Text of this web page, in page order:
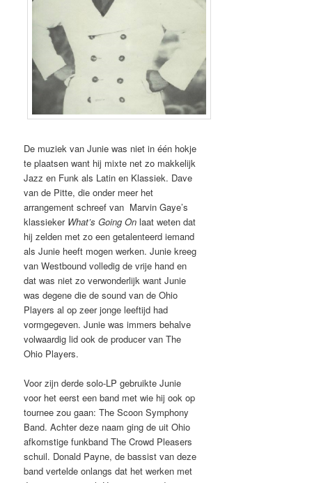
De muziek van Junie was niet in één hokje
te plaatsen want hij mixte net zo makkelijk
Jazz en Funk als Latin en Klassiek. Dave
van de Pitte, die onder meer het
arrangement schreef van Marvin Gaye’s
klassieker What’s Going On laat weten dat
hij zelden met zo een getalenteerd iemand
als Junie heeft mogen werken. Junie kreeg
van Westbound volledig de vrije hand en
dat was niet zo verwonderlijk want Junie
was degene die de sound van de Ohio
Players al op zeer jonge leeftijd had
vormgegeven. Junie was immers behalve
volwaardig lid ook de producer van The
Ohio Players.
Voor zijn derde solo-LP gebruikte Junie
voor het eerst een band met wie hij ook op
tournee zou gaan: The Scoon Symphony
Band. Achter deze naam ging de uit Ohio
afkomstige funkband The Crowd Pleasers
schuil. Donald Payne, de bassist van deze
band vertelde onlangs dat het werken met